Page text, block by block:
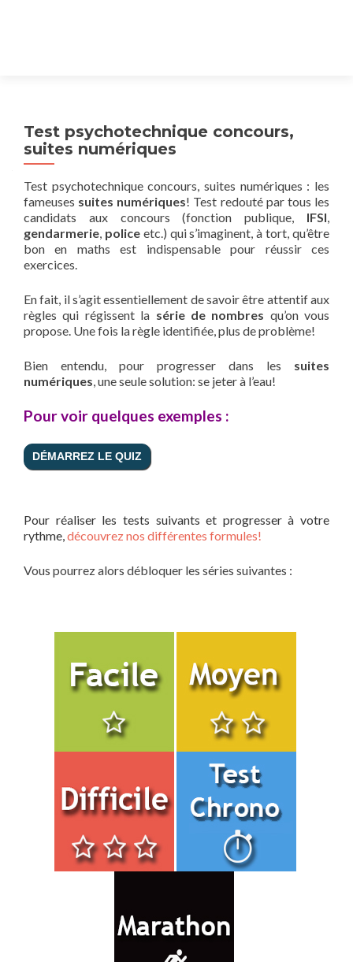
Test psychotechnique concours,
suites numériques
Test psychotechnique concours, suites numériques : les
fameuses suites numériques! Test redouté par tous les
candidats aux concours (fonction publique, IFSI,
gendarmerie, policeetc.) qui s’imaginent, à tort, qu’être
bon en maths est indispensable pour réussir ces
exercices.
En fait, il s’agit essentiellement de savoir être attentif aux
règles qui régissent la série de nombres qu’on vous
propose. Une fois la règle identifiée, plus de problème!
Bien entendu, pour progresser dans les suites
numériques, une seule solution: se jeter à l’eau!
Pour voir quelques exemples :
Pour réaliser les tests suivants et progresser à votre
rythme,découvrez nos différentes formules!
Vous pourrez alors débloquer les séries suivantes :